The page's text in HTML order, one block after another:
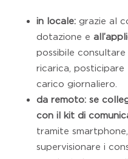
in locale:grazie al
dotazione e
possibile consultare
ricarica, posticipare
carico giornaliero.
da remoto: se
con il kit di
tramite
supervisionare i